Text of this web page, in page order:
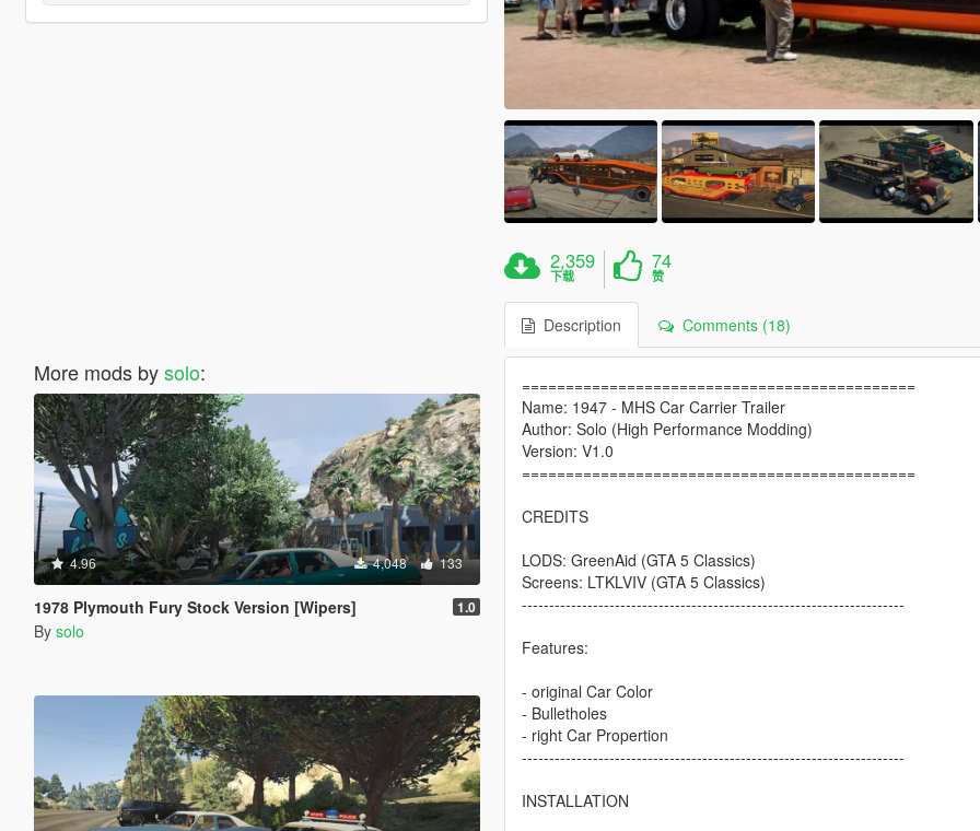
More mods bysolo:
4.96 4,048 133
1978 Plymouth Fury Stock Version [Wipers] 1.0
By solo
2,359
下载
74
赞
Description Comments (18)
=============================================
Name: 1947 - MHS Car Carrier Trailer
Author: Solo (High Performance Modding)
Version: V1.0
=============================================
CREDITS
LODS: GreenAid (GTA 5 Classics)
Screens: LTKLVIV (GTA 5 Classics)
----------------------------------------------------------------------
Features:
- original Car Color
- Bulletholes
- right Car Propertion
----------------------------------------------------------------------
INSTALLATION